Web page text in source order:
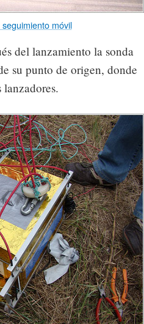
móvil
del lanzamiento la sonda
su punto de origen, donde